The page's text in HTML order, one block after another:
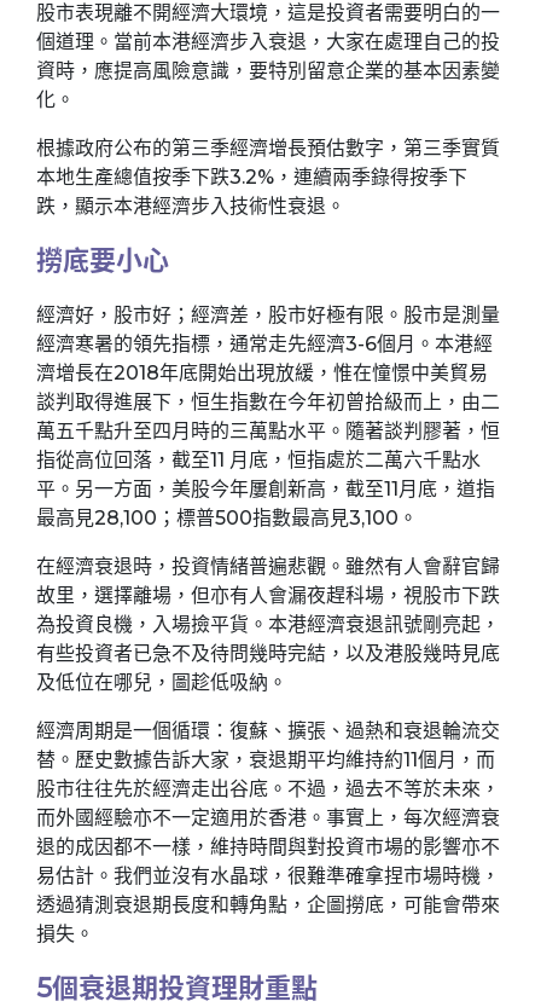
股市表現離不開經濟大環境，這是投資者需要明白的一
個道理。當前本港經濟步入衰退，大家在處理自己的投
資時，應提高風險意識，要特別留意企業的基本因素變
化。
根據政府公布的第三季經濟增長預估數字，第三季實質
本地生產總值按季下跌3.2%，連續兩季錄得按季下
跌，顯示本港經濟步入技術性衰退。
撈底要小心
經濟好，股市好；經濟差，股市好極有限。股市是測量
經濟寒暑的領先指標，通常走先經濟3-6個月。本港經
濟增長在2018年底開始出現放緩，惟在憧憬中美貿易
談判取得進展下，恒生指數在今年初曾拾級而上，由二
萬五千點升至四月時的三萬點水平。隨著談判膠著，恒
指從高位回落，截至11 月底，恒指處於二萬六千點水
平。另一方面，美股今年屢創新高，截至11月底，道指
最高見28,100；標普500指數最高見3,100。
在經濟衰退時，投資情緒普遍悲觀。雖然有人會辭官歸
故里，選擇離場，但亦有人會漏夜趕科場，視股市下跌
為投資良機，入場撿平貨。本港經濟衰退訊號剛亮起，
有些投資者已急不及待問幾時完結，以及港股幾時見底
及低位在哪兒，圖趁低吸納。
經濟周期是一個循環：復蘇、擴張、過熱和衰退輪流交
替。歷史數據告訴大家，衰退期平均維持約11個月，而
股市往往先於經濟走出谷底。不過，過去不等於未來，
而外國經驗亦不一定適用於香港。事實上，每次經濟衰
退的成因都不一樣，維持時間與對投資市場的影響亦不
易估計。我們並沒有水晶球，很難準確拿捏市場時機，
透過猜測衰退期長度和轉角點，企圖撈底，可能會帶來
損失。
5個衰退期投資理財重點